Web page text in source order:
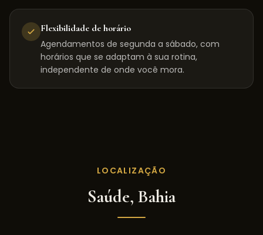
Flexibilidade de horário
Agendamentos de segunda a sábado, com
horários que se adaptam à sua rotina,
independente de onde você mora.
LOCALIZAÇÃO
Saúde, Bahia